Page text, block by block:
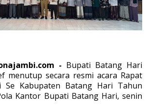
- Bupati Batang Hari
menutup secara resmi acara Rapat
Se Kabupaten Batang Hari Tahun
Kantor Bupati Batang Hari, senin